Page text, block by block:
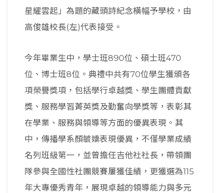
星耀雲起」為題的藏頭詩紀念橫幅予學校，由
高俊雄校長(左)代表接受。
今年畢業生中，學士班890位、碩士班470
位、博士班8位。典禮中共有70位學生獲頒各
項榮譽獎項，包括學行卓越獎、學生團體貢獻
獎、服務學習菁英獎及勤奮向學獎等，表彰其
在學業、服務與領導等方面的優異表現。其
中，傳播學系顏毓嬌表現優異，不僅學業成績
名列班級第一，並曾擔任吉他社社長，帶領團
隊參與全國性社團競賽屢獲佳績，更獲選為115
年大專優秀青年，展現卓越的領導能力與多元